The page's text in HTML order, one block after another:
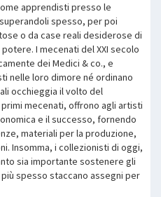
apprendisti presso le
spesso, per poi
o da case reali desiderose di
I mecenati del XXI secolo
dei Medici & co., e
nelle loro dimore né ordinano
occhieggia il volto del
mecenati, offrono agli artisti
e il successo, fornendo
materiali per la produzione,
Insomma, i collezionisti di oggi,
sia importante sostenere gli
spesso staccano assegni per